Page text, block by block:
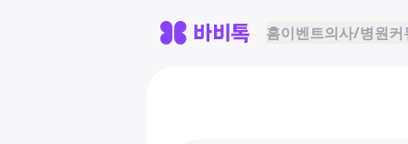
홈이벤트의사/병원커